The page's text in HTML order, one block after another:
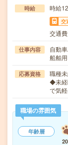
時給 時給
交
交通
仕事内容
自動
船舶
応募資格
職種
◆未経
で気
職場の雰囲気
年齢層